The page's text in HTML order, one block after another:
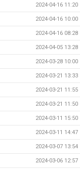
2024-04-16 11:20
2024-04-16 10:00
2024-04-16 08:28
2024-04-05 13:28
2024-03-28 10:00
2024-03-21 13:33
2024-03-21 11:55
2024-03-21 11:50
2024-03-11 15:50
2024-03-11 14:47
2024-03-07 13:54
2024-03-06 12:57